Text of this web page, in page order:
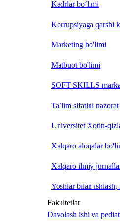
Kadrlar bo‘limi
Korrupsiyaga qarshi
Marketing bo'limi
Matbuot bo'limi
SOFT SKILLS
Ta’lim sifatini
Universitet Xotin-
Xalqaro aloqalar
Xalqaro ilmiy
Yoshlar bilan ishlash,
Fakultetlar
Davolash ishi va